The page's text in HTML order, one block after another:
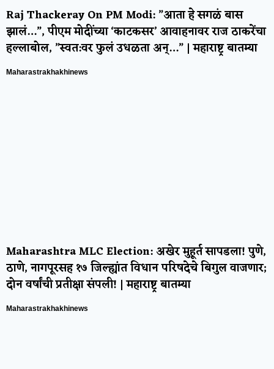
Raj Thackeray On PM Modi: ”आता हे सगळं बास
झालं…”, पीएम मोदींच्या ‘काटकसर’ आवाहनावर राज ठाकरेंचा
हल्लाबोल, ”स्वत:वर फुलं उधळता अन्…” | महाराष्ट्र बातम्या
Maharastrakhakhinews
Maharashtra MLC Election: अखेर मुहूर्त सापडला! पुणे,
ठाणे, नागपूरसह १७ जिल्ह्यांत विधान परिषदेचे बिगुल वाजणार;
दोन वर्षांची प्रतीक्षा संपली! | महाराष्ट्र बातम्या
Maharastrakhakhinews